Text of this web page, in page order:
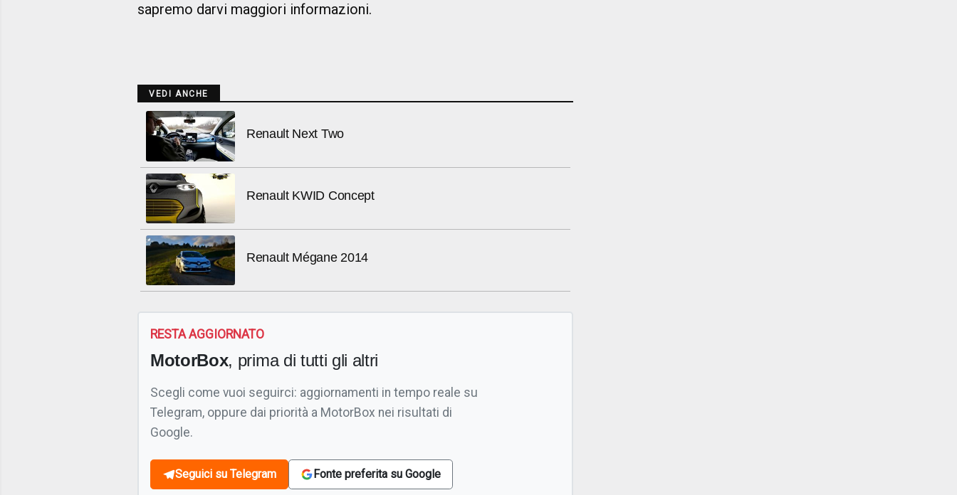
sapremo darvi maggiori informazioni.
VEDI ANCHE
Renault Next Two
Renault KWID Concept
Renault Mégane 2014
RESTA AGGIORNATO
MotorBox, prima di tutti gli altri
Scegli come vuoi seguirci: aggiornamenti in tempo reale su
Telegram, oppure dai priorità a MotorBox nei risultati di
Google.
Seguici su Telegram Fonte preferita su Google